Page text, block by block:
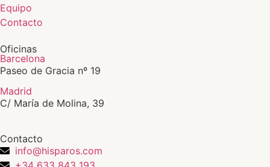
Equipo
Contacto
Oficinas
Barcelona
Paseo de Gracia nº 19
Madrid
C/ María de Molina, 39
Contacto
info@hisparos.com